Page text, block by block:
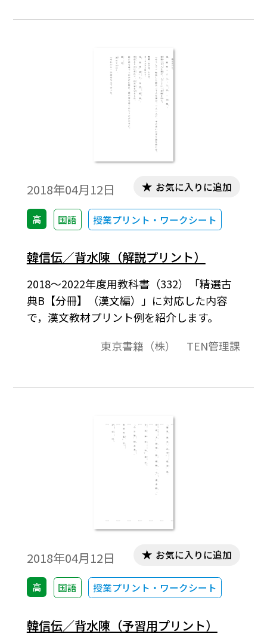
2018年04月12日
高 国語 授業プリント・ワークシート
お気に入りに追加
韓信伝／背水陳（解説プリント）
2018～2022年度用教科書（332）「精選古
典B【分冊】（漢文編）」に対応した内容
で，漢文教材プリント例を紹介します。
東京書籍（株） TEN管理課
2018年04月12日
高 国語 授業プリント・ワークシート
お気に入りに追加
韓信伝／背水陳（予習用プリント）